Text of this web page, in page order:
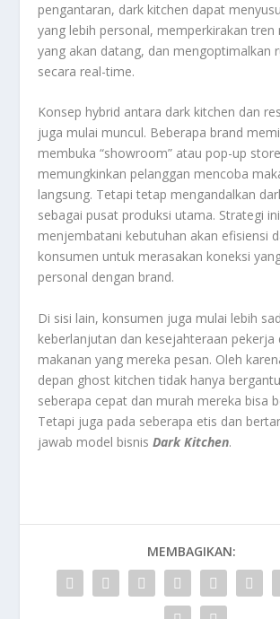
pengantaran, dark kitchen dapat
yang lebih personal, memperkirakan tren
yang akan datang, dan mengoptimalkan
secara real-time.
Konsep hybrid antara dark kitchen dan
juga mulai muncul. Beberapa brand
membuka “showroom” atau pop-up
memungkinkan pelanggan mencoba
langsung. Tetapi tetap mengandalkan
sebagai pusat produksi utama. Strategi ini
menjembatani kebutuhan akan efisiensi
konsumen untuk merasakan koneksi
personal dengan brand.
Di sisi lain, konsumen juga mulai lebih
keberlanjutan dan kesejahteraan pekerja
makanan yang mereka pesan. Oleh
depan ghost kitchen tidak hanya
seberapa cepat dan murah mereka bisa
Tetapi juga pada seberapa etis dan
jawab model bisnisDark Kitchen.
MEMBAGIKAN: